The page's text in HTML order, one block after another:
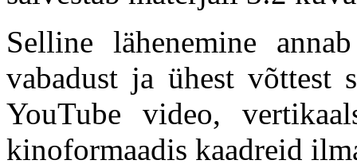
Selline lähenemine
vabadust ja ühest võttest
YouTube video,
kinoformaadis kaadreid